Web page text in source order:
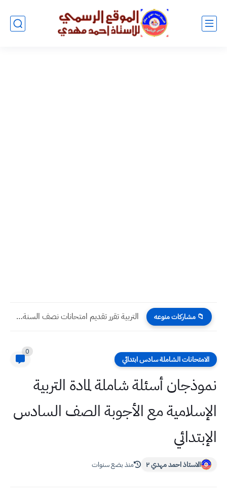
📁 مشاركات منوعه امتحان قواعد اللغة الانكليزية مع الحلول النموذجية الوحدة الثالثة الصف...
الامتحانات الشاملة سادس ابتدائي
0
نموذجان أسئلة شاملة لمادة التربية
الإسلامية مع الأجوبة الصف السادس
الإبتدائي
الاستاذ احمد مهدي ٢ منذ بضع سنوات